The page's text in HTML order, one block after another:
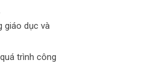
giáo dục và
trình công